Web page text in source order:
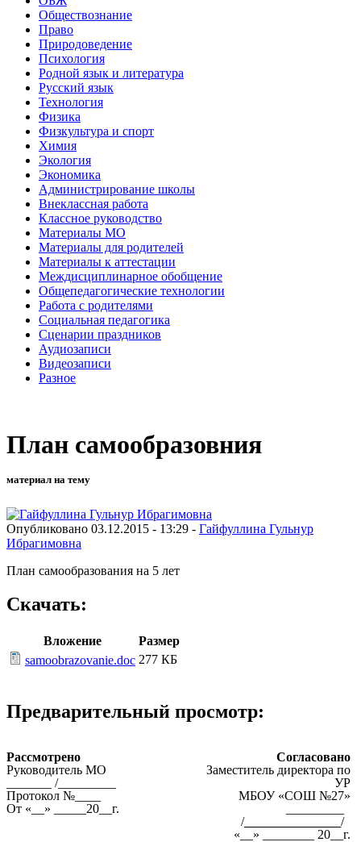
Обществознание
Право
Природоведение
Психология
Родной язык и литература
Русский язык
Технология
Физика
Физкультура и спорт
Химия
Экология
Экономика
Администрирование школы
Внеклассная работа
Классное руководство
Материалы МО
Материалы для родителей
Материалы к аттестации
Междисциплинарное обобщение
Общепедагогические технологии
Работа с родителями
Социальная педагогика
Сценарии праздников
Аудиозаписи
Видеозаписи
Разное
План самообразовния
материал на тему
Опубликовано 03.12.2015 - 13:29 - Гайфуллина Гульнур
Ибрагимовна
План самообразования на 5 лет
Скачать:
Вложение
Размер
samoobrazovanie.doc 277 КБ
Предварительный просмотр:
Рассмотрено
Руководитель МО
_______ /_________
Протокол №____
От «__» _____20__г.
Согласовано
Заместитель директора по
УР
МБОУ «СОШ №27»
/_______________/
«__» ________ 20__г.